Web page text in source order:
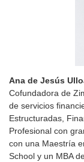
Ana de Jesús
Cofundadora de
de servicios
Estructuradas,
Profesional con
con una Maestría
School y un MBA